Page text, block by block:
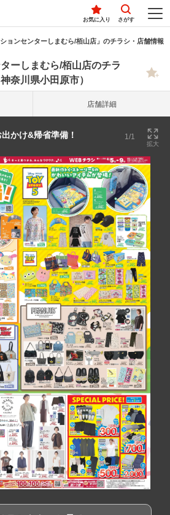
お気に入り さがす
ションセンターしまむら/栢山店」のチラシ・店舗情報
ーしまむら/栢山店のチラ
奈川県小田原市）
店舗詳細
かけ&帰省準備！ 1/1
拡大